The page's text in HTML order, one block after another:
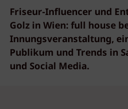
Friseur-Influencer und
Golz in Wien: full house
Innungsveranstaltung,
Publikum und Trends in
und Social Media.